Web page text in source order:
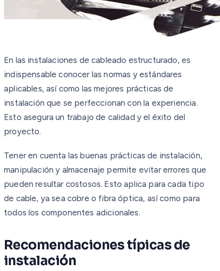
En las instalaciones de cableado estructurado, es
indispensable conocer las normas y estándares
aplicables, así como las mejores prácticas de
instalación que se perfeccionan con la experiencia.
Esto asegura un trabajo de calidad y el éxito del
proyecto.
Tener en cuenta las buenas prácticas de instalación,
manipulación y almacenaje permite evitar errores que
pueden resultar costosos. Esto aplica para cada tipo
de cable, ya sea cobre o fibra óptica, así como para
todos los componentes adicionales.
Recomendaciones típicas de
instalación